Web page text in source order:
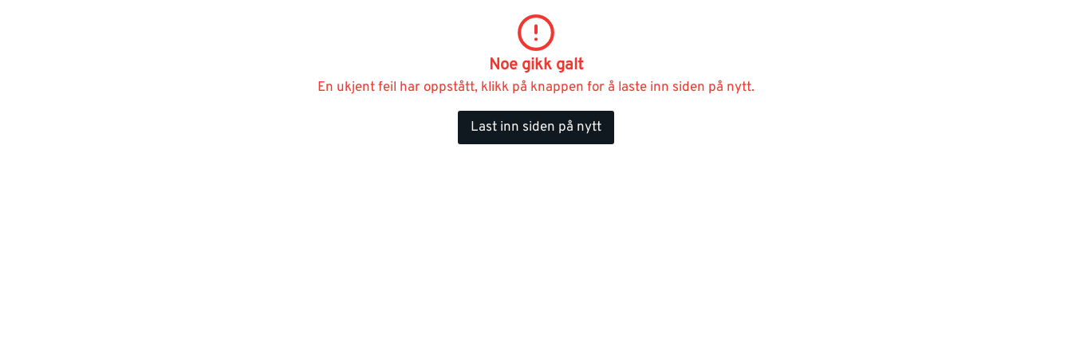
Noe gikk galt
En ukjent feil har oppstått, klikk på knappen for å laste inn siden på nytt.
Last inn siden på nytt